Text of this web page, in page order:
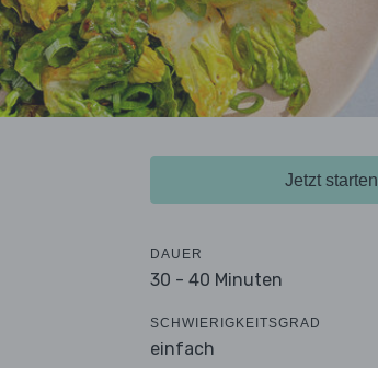
Jetzt starten
DAUER
30 - 40 Minuten
SCHWIERIGKEITSGRAD
einfach